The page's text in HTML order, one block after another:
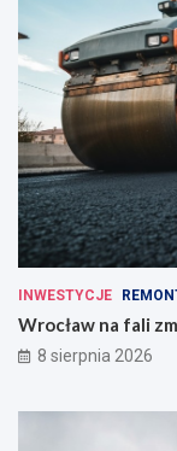
INWESTYCJE
Wrocław na fali
8 sierpnia 2026